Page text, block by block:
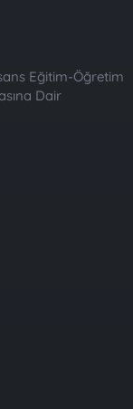
Eğitim-Öğretim
Dair